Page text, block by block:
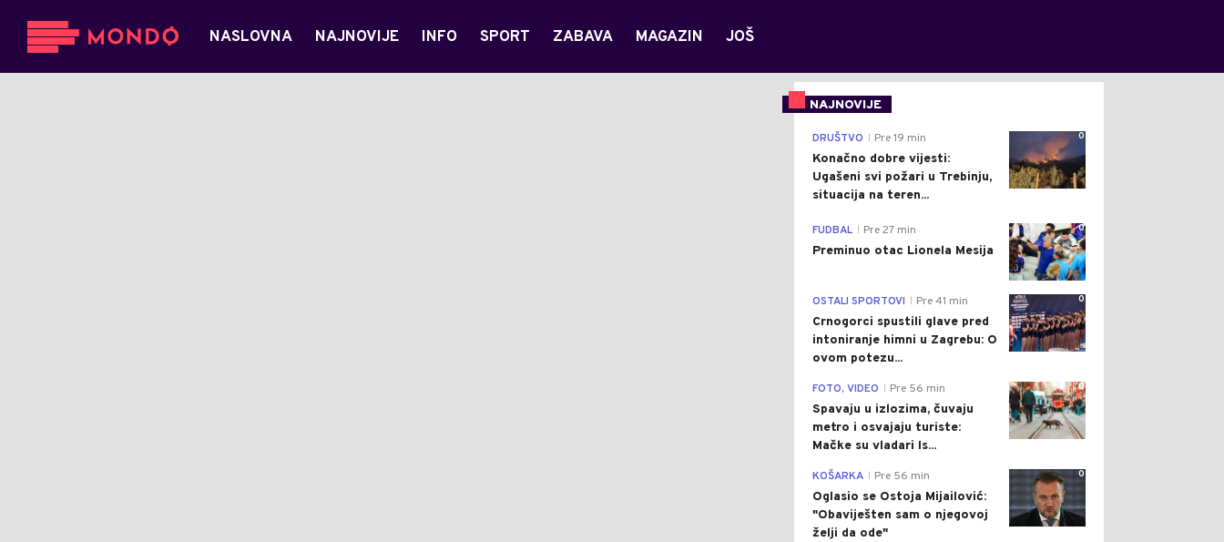
NASLOVNA NAJNOVIJE INFO SPORT ZABAVA MAGAZIN JOŠ
NAJNOVIJE
0
DRUŠTVO Pre 19 min
Konačno dobre vijesti:
Ugašeni svi požari u Trebinju,
situacija na teren...
0
FUDBAL Pre 27 min
Preminuo otac Lionela Mesija
0
OSTALI SPORTOVI Pre 41 min
Crnogorci spustili glave pred
intoniranje himni u Zagrebu: O
ovom potezu...
0
FOTO, VIDEO Pre 56 min
Spavaju u izlozima, čuvaju
metro i osvajaju turiste:
Mačke su vladari Is...
0
KOŠARKA Pre 56 min
Oglasio se Ostoja Mijailović:
"Obaviješten sam o njegovoj
želji da ode"